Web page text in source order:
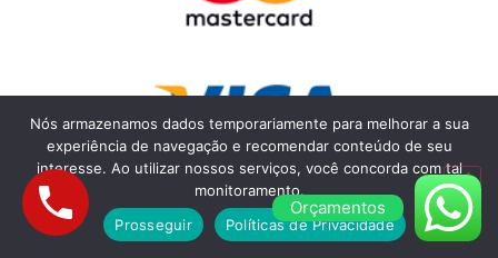
Orçamentos
Nós armazenamos dados temporariamente para melhorar a sua
experiência de navegação e recomendar conteúdo de seu
interesse. Ao utilizar nossos serviços, você concorda com tal
monitoramento.
Prosseguir
Políticas de Privacidade